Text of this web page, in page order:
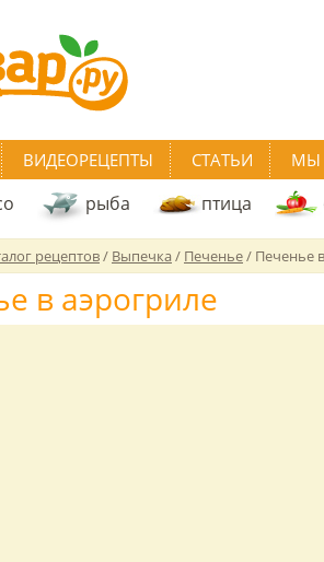
ВИДЕОРЕЦЕПТЫ СТАТЬИ МЫ
рыба птица
рецептов/ Выпечка/ Печенье/ Печенье
в аэрогриле